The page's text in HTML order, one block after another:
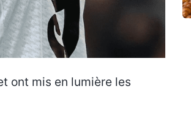
ont mis en lumière les